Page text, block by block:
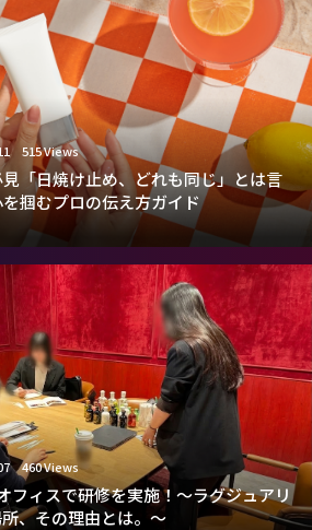
515 Views
見「日焼け止め、どれも同じ」とは言
掴むプロの伝え方ガイド
460 Views
フィスで研修を実施！～ラグジュアリ
、その理由とは。～